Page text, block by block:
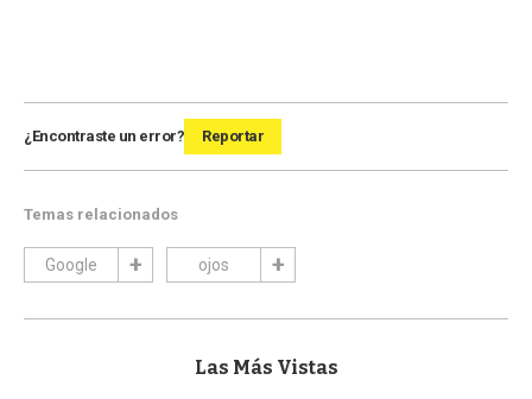
¿Encontraste un error? Reportar
Temas relacionados
Google ojos
Las Más Vistas